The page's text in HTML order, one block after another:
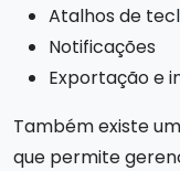
Atalhos de
Notificações
Exportação e
Também existe
que permite